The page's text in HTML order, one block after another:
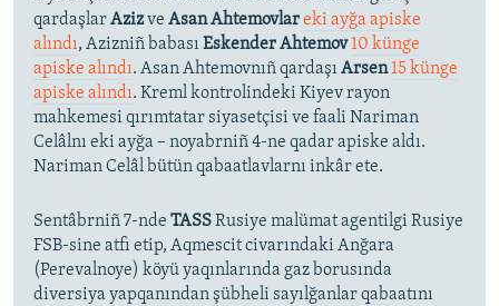
qardaşlarAzizve Asan Ahtemovlareki ayğa apiske
alındı, Azizniñ babası Eskender Ahtemov 10 künge
apiske alındı. Asan Ahtemovnıñ qardaşı Arsen15 künge
apiske alındı. Kreml kontrolindeki Kiyev rayon
mahkemesi qırımtatar siyasetçisi ve faali Nariman
Celâlnı eki ayğa – noyabrniñ 4-ne qadar apiske aldı.
Nariman Celâl bütün qabaatlavlarnı inkâr ete.
Sentâbrniñ 7-nde TASSRusiye malümat agentilgi Rusiye
FSB-sine atfı etip, Aqmescit civarındaki Anğara
(Perevalnoye) köyü yaqınlarında gaz borusında
diversiya yapqanından şübheli sayılğanlar qabaatını